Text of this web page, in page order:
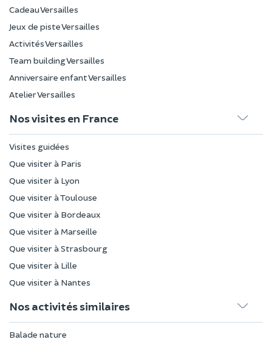
Cadeau Versailles
Jeux de piste Versailles
Activités Versailles
Team building Versailles
Anniversaire enfant Versailles
Atelier Versailles
Nos visites en France
Visites guidées
Que visiter à Paris
Que visiter à Lyon
Que visiter à Toulouse
Que visiter à Bordeaux
Que visiter à Marseille
Que visiter à Strasbourg
Que visiter à Lille
Que visiter à Nantes
Nos activités similaires
Balade nature